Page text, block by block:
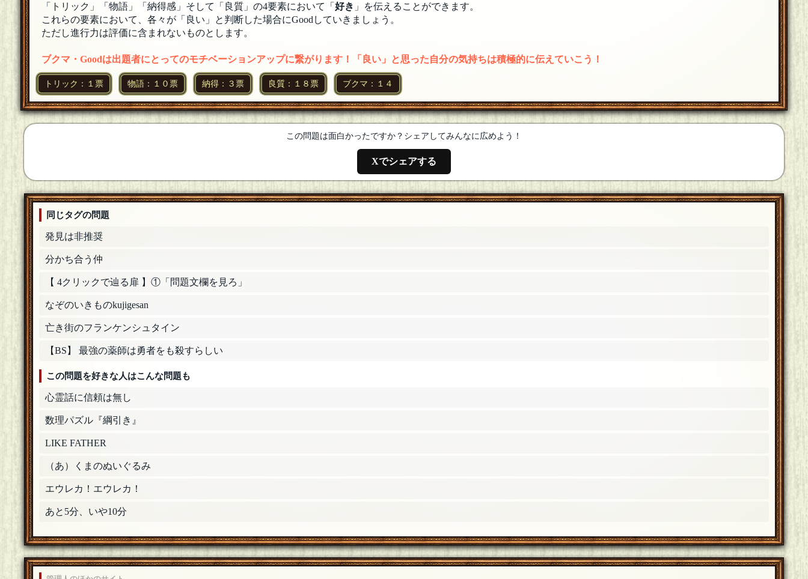
さなめ。 [ラテアート]
きっとくりすさん、ご参加ありがとうございました！どうしても続きを書かねばならないと思い続け、やっと形になりました。きっとくりすさんにも当たり前のよう
にご参加くださっていることが嬉しくてなりません。いつも本当にありがとうございます。これからもご一緒できれば幸甚です…！本日は来てくださって本当にあり
さなめ。[ラテアート]
輝夜さん、ご参加いただきありがとうございました！私も最近輝夜さんをお久しぶりに拝見できてびっくりしたのでお互い様ということで…。過去の創りだすなどは
もちろん、今なおこうしてご一緒できることがとても嬉しいです！これからも輝夜さんの素敵な物語やご感想を楽しみにしています。本日はお祝いに来てくださり本
当にありがとうございました！[23年11月03日 23:42] 2＋
さなめ。[ラテアート]
ぎんがけいさん、ご参加ありがとうございました！(105)の通りです。４周年のお祝いも今回のお祝いも、ぎんがけいさんにたくさん祝ってもらっていて頭が下がりま
す。いつも本当にありがとうございます！作問のコツは私も大募集中です！共にこれからも楽しんでいきましょう〜〜！！本日は本当にありがとうございました！
さなめ。[ラテアート]
白石コーソーさん、ご参加いただきありがとうございました！ネタポイントたくさんで楽しかったです！モー娘。好きの先輩から怒られないかだけが不安。そんな白
石さんや私などが参加したらてクエの投票が日曜までらしい！皆さんよろしくお願いします！いつもご一緒いただいて本当にありがとうございます。またぜひ、一緒
に遊んでくださると嬉しいです！本日はお祝いを本当にありがとうございました！
さなめ。[ラテアート]
オリオンさん、ご参加ありがとうございました！今日もオリオンさんのご質問の鋭さ・丁寧さに唸るばかりです。そんな憧れの方に祝っていただけて、本当に嬉しか
さなめ。
ほずみさん、ご参加いただきありがとうございました！皆さんのたくさんの思いあって、繁盛店のような嬉しい悲鳴をあげていました！それにしても返信遅すぎだけ
来てくださってありがとうございました！
さなめ。[ラテアート]
てくださっていて本当に光栄です。本日も真っ先にご正解くださってありがとうございます。これからもぜひ、仲良くしてください！本日は本当にありがとうござい
うつまさん、ご参加いただきありがとうございました！６月号、うつまさんに熱と心のこもったご感想をいただけて両拳を握りしめたのは記憶に新しいです。これか
出題ありがとうございました！改めておめでとうございます！2022年末時点では全然気づいていなかったので、みさこさんに新人賞をあげちゃいました笑 両方合わ
魔子さん、ご参加ありがとうございました！真っ先にお祝いしてくださった魔子さんと、BSという同じステージの一つに立てたこと、とても光栄です。これからも共
さなめ。[ラテアート]
靴下さん、ご参加いただきありがとうございました！BS100職人の靴下さんに今日も100は振り向いたのだった…。これからも、あっという間と言われるくらい目覚ま
しい活躍ができるよう頑張ります。本日はお祝いに来てくださって本当にありがとうございました！またご一緒しましょう〜！
「トリック」「物語」「納得感」そして「良質」の4要素において「 好き 」を伝えることができます。
これらの要素において、各々が「良い」と判断した場合にGoodしていきましょう。
ただし進行力は評価に含まれないものとします。
ブクマ・Goodは出題者にとってのモチベーションアップに繋がります！「良い」と思った自分の気持ちは積極的に伝えていこう！
トリック：１票 物語：１０票 納得：３票 良質：１８票 ブクマ：１４
この問題は面白かったですか？シェアしてみんなに広めよう！
Xでシェアする
同じタグの問題
発見は非推奨
分かち合う仲
【 4クリックで辿る扉 】①「問題文欄を見ろ」
なぞのいきものkujigesan
亡き街のフランケンシュタイン
【BS】 最強の薬師は勇者をも殺すらしい
この問題を好きな人はこんな問題も
心霊話に信頼は無し
数理パズル『綱引き』
LIKE FATHER
（あ）くまのぬいぐるみ
エウレカ！エウレカ！
あと5分、いや10分